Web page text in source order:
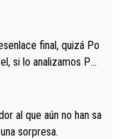
la forma en l
recordó."final, quizá Po
si lo analizamos Poj
dándose la
allá de los típicos toqu
Ahí hubo una in
al que aún no han sa
dará una sorpresa.